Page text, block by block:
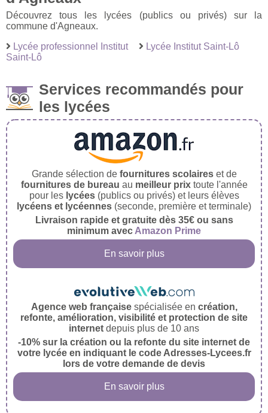
Découvrez tous les lycées (publics ou privés) sur la
commune d'Agneaux.
Lycée professionnel Institut
Saint-Lô
Lycée Institut Saint-Lô
Services recommandés pour
les lycées
Grande sélection de fournitures scolaireset de
fournitures de bureau au meilleur prixtoute l'année
pour les lycées(publics ou privés) et leurs élèves
lycéens et lycéennes (seconde, première et terminale)
Livraison rapide et gratuite dès 35€ ou sans
minimum avec Amazon Prime
En savoir plus
Agence web françaisespécialisée en création,
refonte, amélioration, visibilité et protection de site
internet depuis plus de 10 ans
-10% sur la création ou la refonte du site internet de
votre lycée en indiquant le code Adresses-Lycees.fr
lors de votre demande de devis
En savoir plus